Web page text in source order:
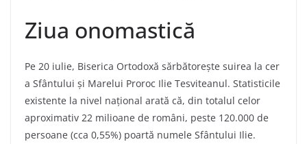
Ziua onomastică
Pe 20 iulie, Biserica Ortodoxă sărbătorește suirea la cer
a Sfântului și Marelui Proroc Ilie Tesviteanul. Statisticile
existente la nivel național arată că, din totalul celor
aproximativ 22 milioane de români, peste 120.000 de
persoane (cca 0,55%) poartă numele Sfântului Ilie.